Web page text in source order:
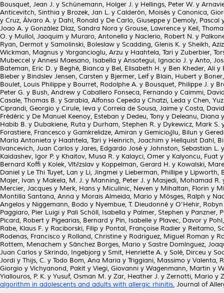
Bousquet, Jean J. y Schünemann, Holger J. y Hellings, Peter W. y
Anticevitch, Sinthia y Brozek, Jan L. y Calderón, Moisés y Canonica,
y Cruz, Álvaro A. y Dahl, Ronald y De Carlo, Giuseppe y Demoly, Pascal
Joao A. y González Díaz, Sandra Nora y Grouse, Lawrence y Keil,
O. y Mullol, Jaoquim y Muraro, Antonella y Naclerio, Robert N. y
Ryan, Dermot y Samolinski, Boleslaw y Scadding, Glenis K. y Sheikh, Aziz
Wickman, Magnus y Yorgancioglu, Arzu y Haahtela, Tari y Zuberbier,
Mubeccel y Annesi Maesano, Isabella y Ansotegui, Ignacio J. y Anto,
Bateman, Eric D. y Beghé, Bianca y Bel, Elisabeth H. y Ben Kheder, Ali y
Bieber y Bindslev Jensen, Carsten y Bjermer, Leify Blain, Hubert y
Boulet, Louis Philippe y Bourret, Rodolphe A. y Bousquet, Philippe J. y
Peter G. y Bush, Andrew y Caballero Fonseca, Fernando y Caimmi,
Casale, Thomas B. y Sarabia, Alfonso Cepeda y Chatzi, Leda y Chen,
Ciprandi, Georgio y Cirule, Ieva y Correia de Sousa, Jaime y Costa,
Frédéric y De Manuel Keenoy, Esteban y Dedeu, Tony y Deleanu, Diana
Habib B. y Dubakiene, Ruta y Durham, Stephen R. y Dykewicz, Mark S.
Forastiere, Francesco y Gamkrelidze, Amiran y Gemicioğlu, Bilun y
María Antonieta y Haahtela, Tari y Heinrich, Joachim y Hellquist Dahl,
Ivancevich, Juan Carlos y Jares, Edgardo José y Johnston, Sebastian L.
Kaidashev, Igor P. y Khaitov, Musa R. y Kalayci, Omer y Kalyoncu, Fuat
Bernard Koffi y Kolek, Vítězslav y Koppelman, Gerard H. y Kowalski,
Daniel y Le Thi Tuyet, Lan y Li, Jingmei y Lieberman, Phillipe y Lipworth,
Majer, Ivan y Makela, M. J. y Manning, Peter J. y Masjedi, Mohamad R.
Mercier, Jacques y Merk, Hans y Miculinic, Neven y Mihaltan, Florin y
Montilla Santana, Anna y Morais Almeida, Mario y Mösges, Ralph y
Angelos y Niggemann, Bodo y Nyembue, T. Dieudonné y O'Hehir, Robyn
Paggiaro, Pier Luigi y Pali Schöll, Isabella y Palmer, Stephen y Panzner,
Picard, Robert y Pigearias, Bernard y Pin, Isabelle y Plavec, Davor y
Rabe, Klaus F. y Raciborski, Filip y Pontal, Françoise Radier y Reitamo,
Rodenas, Francisco y Rolland, Christine y Rodriguez, Miguel Roman y
Rottem, Menachem y Sánchez Borges, Mario y Sastre Domínguez,
Juan Carlos y Skrindo, Ingebjorg y Smit, Henriette A. y Solé, Dirceu y
Jordi y Thijs, C. y Todo Bom, Ana Maria y Triggiani, Massimo y Valenta,
Giorgio y Vichyanond, Pakit y Viegi, Giovanni y Wagenmann, Martin y
Yiallouros, P. K. y Yusuf, Osman M. y Zar, Heather J. y Zernotti, Mario y
algorithm in adolescents and adults with allergic rhinitis. Journal of